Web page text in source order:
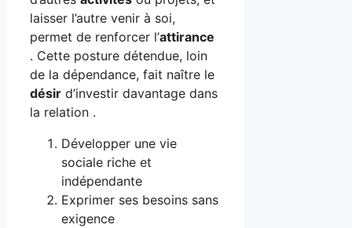
laisser l’autre venir à soi,
permet de renforcer l’attirance
. Cette posture détendue, loin
de la dépendance, fait naître le
désir d’investir davantage dans
la relation .
Développer une vie
sociale riche et
indépendante
Exprimer ses besoins sans
exigence